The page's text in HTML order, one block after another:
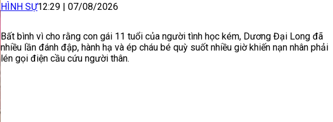
HÌNH SỰ12:29 | 07/08/2026
Bất bình vì cho rằng con gái 11 tuổi của người tình học kém, Dương Đại Long đã
nhiều lần đánh đập, hành hạ và ép cháu bé quỳ suốt nhiều giờ khiến nạn nhân phải
lén gọi điện cầu cứu người thân.